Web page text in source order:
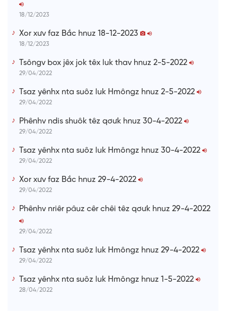
18/12/2023
Xor xưv faz Bắc hnuz 18-12-2023
18/12/2023
Tsôngv box jêx jok têx luk thav hnuz 2-5-2022
29/04/2022
Tsaz yênhx nta suôz luk Hmôngz hnuz 2-5-2022
29/04/2022
Phênhv ndis shuôk têz qơưk hnuz 30-4-2022
29/04/2022
Tsaz yênhx nta suôz luk Hmôngz hnuz 30-4-2022
29/04/2022
Xor xưv faz Bắc hnuz 29-4-2022
29/04/2022
Phênhv nriêr pâuz cêr chêi têz qơưk hnuz 29-4-2022
29/04/2022
Tsaz yênhx nta suôz luk Hmôngz hnuz 29-4-2022
29/04/2022
Tsaz yênhx nta suôz luk Hmôngz hnuz 1-5-2022
28/04/2022